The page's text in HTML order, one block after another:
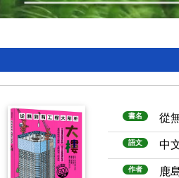
書名 從
語文 中
作者
鹿